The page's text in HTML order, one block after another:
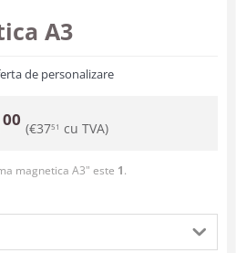
A3
de personalizare
00 (€3751 cu TVA)
magnetica A3" este 1.